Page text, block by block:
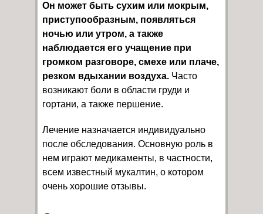
Он может быть сухим или мокрым,
приступообразным, появляться
ночью или утром, а также
наблюдается его учащение при
громком разговоре, смехе или плаче,
резком вдыхании воздуха. Часто
возникают боли в области груди и
гортани, а также першение.
Лечение назначается индивидуально
после обследования. Основную роль в
нем играют медикаменты, в частности,
всем известный мукалтин, о котором
очень хорошие отзывы.